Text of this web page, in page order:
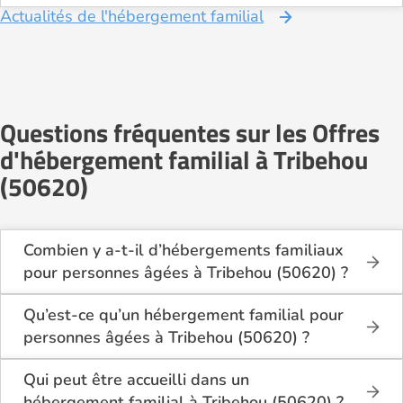
Actualités de l'hébergement familial
Questions fréquentes sur les Offres
d'hébergement familial à Tribehou
(50620)
Combien y a-t-il d’hébergements familiaux
pour personnes âgées à Tribehou (50620) ?
Sur Logement-seniors.com, on recense actuellement
1 hébergements familiaux pour personnes âgées à
Tribehou (50620) en 2026.
Ces structures offrent un cadre de vie chaleureux et
sécurisant, idéal pour les seniors souhaitant vivre
dans un environnement plus intime que celui d’un
Qu’est-ce qu’un hébergement familial pour
personnes âgées à Tribehou (50620) ?
L’hébergement familial permet à une personne âgée
d’être accueillie au domicile d’un accueillant familial
agréé par le département.
Qui peut être accueilli dans un